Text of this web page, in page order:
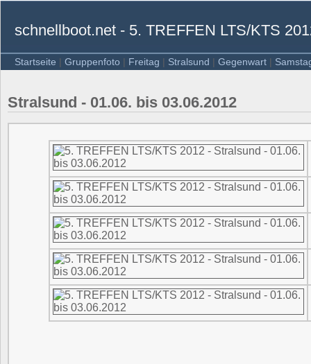
schnellboot.net - 5. TREFFEN LTS/KTS
Startseite | Gruppenfoto | Freitag | Stralsund | Gegenwart |
Stralsund - 01.06. bis 03.06.2012